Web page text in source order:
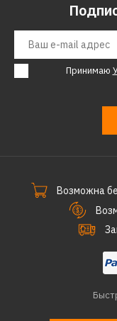
Принимаю
Возможна